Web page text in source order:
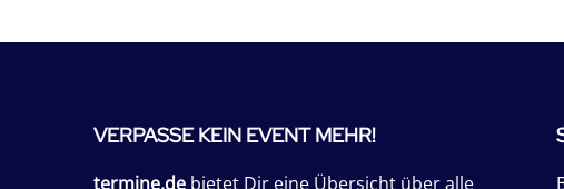
VERPASSE KEIN EVENT MEHR!
termine.de bietet Dir eine Übersicht über alle